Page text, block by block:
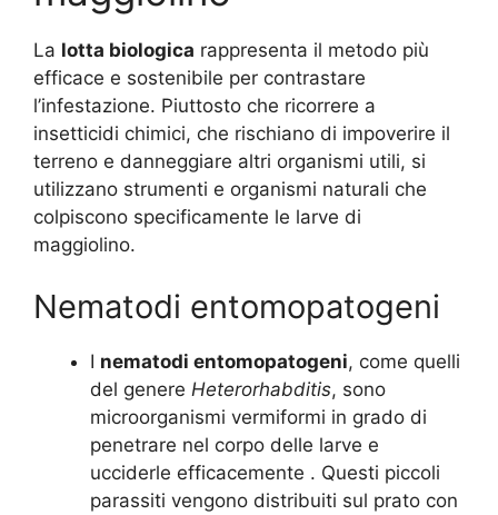
La lotta biologica rappresenta il metodo più
efficace e sostenibile per contrastare
l’infestazione. Piuttosto che ricorrere a
insetticidi chimici, che rischiano di impoverire il
terreno e danneggiare altri organismi utili, si
utilizzano strumenti e organismi naturali che
colpiscono specificamente le larve di
maggiolino.
Nematodi entomopatogeni
I nematodi entomopatogeni, come quelli
del genere Heterorhabditis, sono
microorganismi vermiformi in grado di
penetrare nel corpo delle larve e
ucciderle efficacemente . Questi piccoli
parassiti vengono distribuiti sul prato con